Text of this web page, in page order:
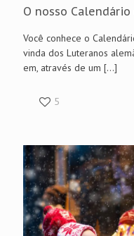
O nosso
Você conhece o
vinda dos Luteranos
em, através de um […]
5